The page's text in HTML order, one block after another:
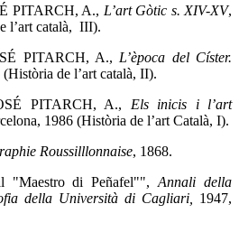
PITARCH, A., L’art Gòtic s. XIV-XV,
l’art català, III).
PITARCH, A., L’època del Císter.
de l’art català, II).
PITARCH, A., Els inicis i l’art
1986 (Història de l’art Català, I).
Roussilllonnaise, 1868.
"Maestro di Peñafel"",Annali della
della Università di Cagliari, 1947,